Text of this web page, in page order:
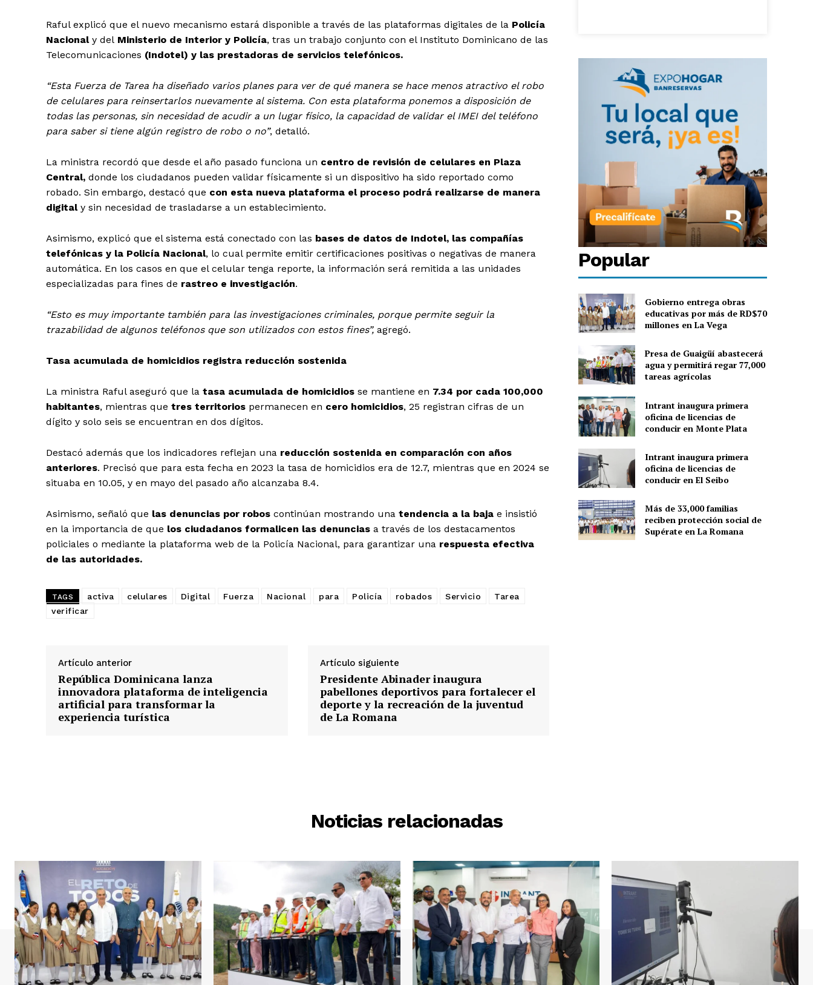
Raful explicó que el nuevo mecanismo estará disponible a través de las plataformas digitales de la Policía
Nacionaly del Ministerio de Interior y Policía, tras un trabajo conjunto con el Instituto Dominicano de las
Telecomunicaciones (Indotel) y las prestadoras de servicios telefónicos.
“Esta Fuerza de Tarea ha diseñado varios planes para ver de qué manera se hace menos atractivo el robo
de celulares para reinsertarlos nuevamente al sistema. Con esta plataforma ponemos a disposición de
todas las personas, sin necesidad de acudir a un lugar físico, la capacidad de validar el IMEI del teléfono
para saber si tiene algún registro de robo o no”, detalló.
La ministra recordó que desde el año pasado funciona un centro de revisión de celulares en Plaza
Central, donde los ciudadanos pueden validar físicamente si un dispositivo ha sido reportado como
robado. Sin embargo, destacó que con esta nueva plataforma el proceso podrá realizarse de manera
digitaly sin necesidad de trasladarse a un establecimiento.
Asimismo, explicó que el sistema está conectado con las bases de datos de Indotel, las compañías
telefónicas y la Policía Nacional, lo cual permite emitir certificaciones positivas o negativas de manera
automática. En los casos en que el celular tenga reporte, la información será remitida a las unidades
especializadas para fines de rastreo e investigación.
“Esto es muy importante también para las investigaciones criminales, porque permite seguir la
trazabilidad de algunos teléfonos que son utilizados con estos fines”, agregó.
Tasa acumulada de homicidios registra reducción sostenida
La ministra Raful aseguró que la tasa acumulada de homicidios se mantiene en 7.34 por cada 100,000
habitantes, mientras que tres territorios permanecen en cero homicidios, 25 registran cifras de un
dígito y solo seis se encuentran en dos dígitos.
Destacó además que los indicadores reflejan una reducción sostenida en comparación con años
anteriores. Precisó que para esta fecha en 2023 la tasa de homicidios era de 12.7, mientras que en 2024 se
situaba en 10.05, y en mayo del pasado año alcanzaba 8.4.
Asimismo, señaló que las denuncias por robos continúan mostrando una tendencia a la baja e insistió
en la importancia de que los ciudadanos formalicen las denuncias a través de los destacamentos
policiales o mediante la plataforma web de la Policía Nacional, para garantizar una respuesta efectiva
de las autoridades.
TAGS activa celulares Digital Fuerza Nacional para Policía robados Servicio
Tarea
verificar
Artículo anterior
República Dominicana lanza
innovadora plataforma de inteligencia
artificial para transformar la
experiencia turística
Artículo siguiente
Presidente Abinader inaugura
pabellones deportivos para fortalecer el
deporte y la recreación de la juventud
de La Romana
Popular
Gobierno entrega obras
educativas por más de RD$70
millones en La Vega
Presa de Guaigüí abastecerá
agua y permitirá regar 77,000
tareas agrícolas
Intrant inaugura primera
oficina de licencias de
conducir en Monte Plata
Intrant inaugura primera
oficina de licencias de
conducir en El Seibo
Más de 33,000 familias
reciben protección social de
Supérate en La Romana
Noticias relacionadas